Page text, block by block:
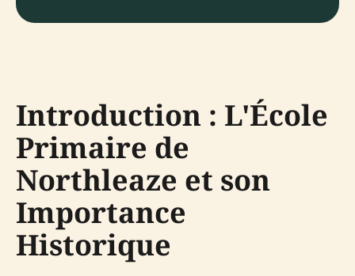
Introduction : L'École
Primaire de
Northleaze et son
Importance
Historique